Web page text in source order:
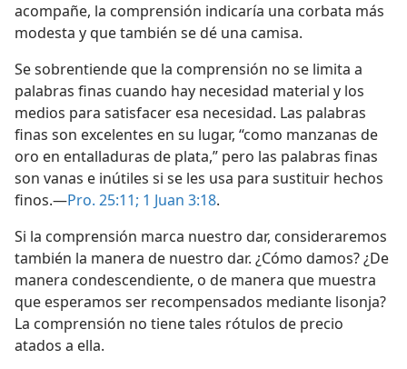
acompañe, la comprensión indicaría una corbata más
modesta y que también se dé una camisa.
Se sobrentiende que la comprensión no se limita a
palabras finas cuando hay necesidad material y los
medios para satisfacer esa necesidad. Las palabras
finas son excelentes en su lugar, “como manzanas de
oro en entalladuras de plata,” pero las palabras finas
son vanas e inútiles si se les usa para sustituir hechos
finos.—Pro. 25:11; 1 Juan 3:18.
Si la comprensión marca nuestro dar, consideraremos
también la manera de nuestro dar. ¿Cómo damos? ¿De
manera condescendiente, o de manera que muestra
que esperamos ser recompensados mediante lisonja?
La comprensión no tiene tales rótulos de precio
atados a ella.